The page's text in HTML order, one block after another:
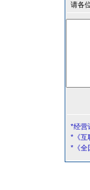
请各
*经营
*《互
*《全